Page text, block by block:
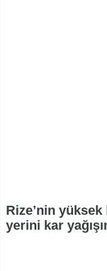
Rize’nin
yerini kar